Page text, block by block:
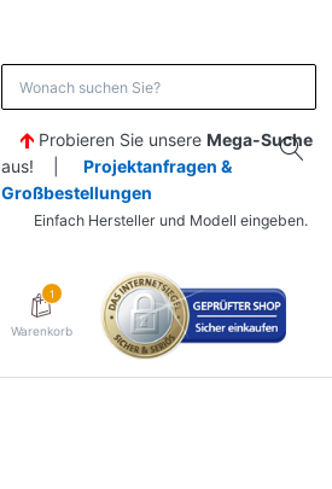
Probieren Sie unsere Mega-Suche
aus! | Projektanfragen &
Großbestellungen
Einfach Hersteller und Modell eingeben.
1
Warenkorb